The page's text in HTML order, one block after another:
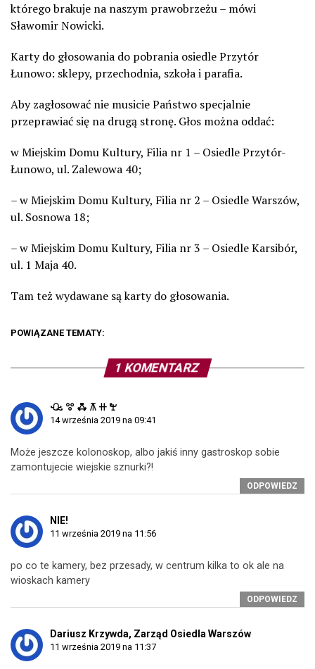
którego brakuje na naszym prawobrzeżu – mówi
Sławomir Nowicki.
Karty do głosowania do pobrania osiedle Przytór
Łunowo: sklepy, przechodnia, szkoła i parafia.
Aby zagłosować nie musicie Państwo specjalnie
przeprawiać się na drugą stronę. Głos można oddać:
w Miejskim Domu Kultury, Filia nr 1 – Osiedle Przytór-
Łunowo, ul. Zalewowa 40;
– w Miejskim Domu Kultury, Filia nr 2 – Osiedle Warszów,
ul. Sosnowa 18;
– w Miejskim Domu Kultury, Filia nr 3 – Osiedle Karsibór,
ul. 1 Maja 40.
Tam też wydawane są karty do głosowania.
POWIĄZANE TEMATY:
1 KOMENTARZ
ꘐ ꖜ ꗈ ꕧ ꔠ ꖟ
14 września 2019 na 09:41
Może jeszcze kolonoskop, albo jakiś inny gastroskop sobie
zamontujecie wiejskie sznurki?!
ODPOWIEDZ
NIE!
11 września 2019 na 11:56
po co te kamery, bez przesady, w centrum kilka to ok ale na
wioskach kamery
ODPOWIEDZ
Dariusz Krzywda, Zarząd Osiedla Warszów
11 września 2019 na 11:37